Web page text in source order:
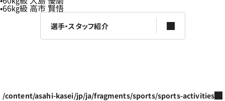
66㎏級 高市 賢悟
選手・スタッフ紹介
/content/asahi-kasei/jp/ja/fragments/sports/sports-activities